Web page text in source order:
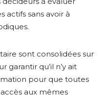
actifs sans avoir à
sont consolidées sur
qu’il n’y ait
pour que toutes
aux mêmes